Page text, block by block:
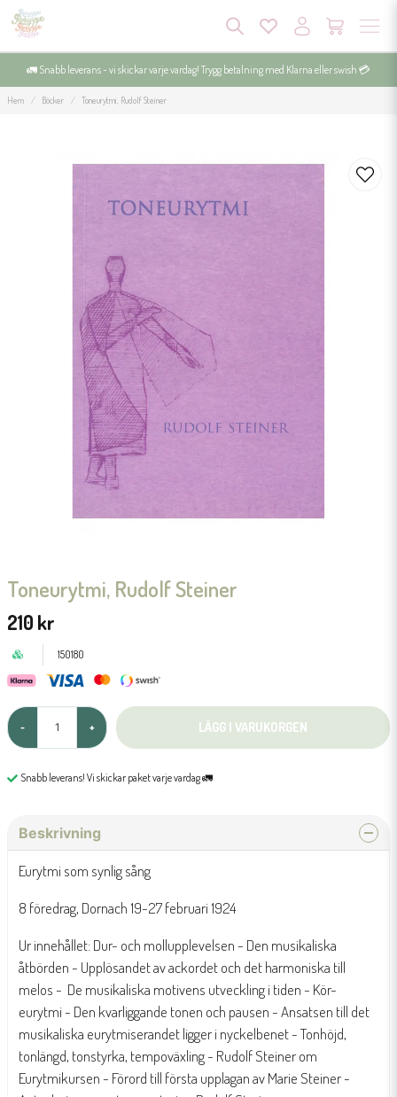
🚛 Snabb leverans - vi skickar varje vardag! Trygg betalning med Klarna eller swish 💳
Hem Böcker Toneurytmi, Rudolf Steiner
Toneurytmi, Rudolf Steiner
210 kr
150180
- + LÄGG I VARUKORGEN
Snabb leverans! Vi skickar paket varje vardag 🚛
Beskrivning
Eurytmi som synlig sång
8 föredrag, Dornach 19-27 februari 1924
Ur innehållet: Dur- och mollupplevelsen - Den musikaliska
åtbörden - Upplösandet av ackordet och det harmoniska till
melos - De musikaliska motivens utveckling i tiden - Kör-
eurytmi - Den kvarliggande tonen och pausen - Ansatsen till det
musikaliska eurytmiserandet ligger i nyckelbenet - Tonhöjd,
tonlängd, tonstyrka, tempoväxling - Rudolf Steiner om
Eurytmikursen - Förord till första upplagan av Marie Steiner -